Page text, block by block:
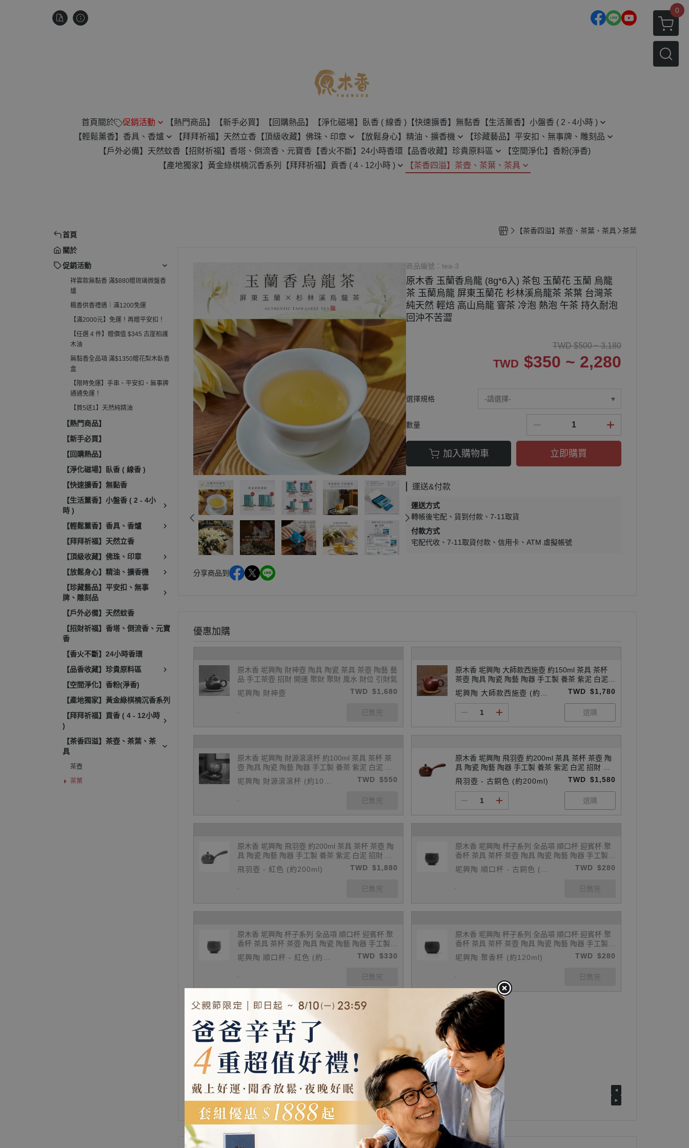
0
首頁 關於 促銷活動
盤香爐
臥香盒
【限時免運】手串、平安扣、無
【熱門商品】 【新手必買】 【回購熱品】 【淨化磁場】臥香 ( 線香 )【快速擴香】無黏香 【生活薰香】小盤香 ( 2 - 4小時 )
4H 小盤香
【輕鬆薰香】香具、香爐
淨香粉爐
收納罐、分裝管
【拜拜祈福】天然立香 【頂級收藏】佛珠、印章 【放鬆身心】精油、擴香機 【珍藏藝品】平安扣、無事牌、雕刻品
無事牌
【戶外必備】天然蚊香 【招財祈福】香塔、倒流香、元寶香 【香火不斷】24小時香環 【品香收藏】珍貴原料區
沉香原料
【空間淨化】香粉(淨香)
【產地獨家】黃金綠棋楠沉香系列
【拜拜祈福】貢香 ( 4 - 12小時 ) 【茶香四溢】茶壺、茶葉、茶具
首頁
關於
促銷活動
祥雲款無黏香 滿$880贈琉璃微盤香
爐
楓香供香禮遇｜滿1200免運
【滿2000元】免運！再贈平安扣！
【任選 4 件】贈價值 $345 古崖柏護
木油
無黏香全品項 滿$1350贈花梨木臥香
盒
【限時免運】手串、平安扣、無事牌
通通免運！
【買5送1】天然純精油
【熱門商品】
【新手必買】
【回購熱品】
【淨化磁場】臥香 ( 線香 )
【快速擴香】無黏香
【生活薰香】小盤香 ( 2 - 4小
時 )
【輕鬆薰香】香具、香爐
【拜拜祈福】天然立香
【頂級收藏】佛珠、印章
【放鬆身心】精油、擴香機
【珍藏藝品】平安扣、無事
牌、雕刻品
【戶外必備】天然蚊香
【招財祈福】香塔、倒流香、元寶
香
【香火不斷】24小時香環
【品香收藏】珍貴原料區
【空間淨化】香粉(淨香)
【產地獨家】黃金綠棋楠沉香系列
【拜拜祈福】貢香 ( 4 - 12小時
)
【茶香四溢】茶壺、茶葉、茶
具
茶壺
茶葉
【茶香四溢】茶壺、茶葉、茶具 茶葉
分享商品到
商品編號：tea-3
原木香 玉蘭香烏龍 (8g*6入) 茶包 玉蘭花 玉蘭 烏龍
茶 玉蘭烏龍 屏東玉蘭花 杉林溪烏龍茶 茶葉 台灣茶
純天然 輕焙 高山烏龍 窨茶 冷泡 熱泡 午茶 持久耐泡
回沖不苦澀
TWD $500 ~ 3,180
TWD $350 ~ 2,280
選擇規格 -請選擇-
數量
加入購物車 立即購買
運送&付款
運送方式
轉帳後宅配
貨到付款
7-11取貨
付款方式
宅配代收
7-11取貨付款 信用卡 ATM 虛擬帳號
優惠加購
原木香 坭興陶 財神壺 陶具 陶瓷 茶具 茶壺 陶藝 藝
品 手工茶壺 招財 開運 聚財 聚財 風水 財位 引財氣
坭興陶 財神壺
TWD $1,680
原木香 坭興陶 大師款西施壺 約150ml 茶具 茶杯
茶壺 陶具 陶瓷 陶藝 陶器 手工製 養茶 紫泥 白泥
招財 開運 聚財 風水 財位 引財氣
坭興陶 大師款西施壺 (約15
TWD $1,780
原木香 坭興陶 財源滾滾杯 約100ml 茶具 茶杯 茶
壺 陶具 陶瓷 陶藝 陶器 手工製 養茶 紫泥 白泥 招
財 開運 聚財 風水 財位 引財氣
坭興陶 財源滾滾杯 (約100
TWD $550
原木香 坭興陶 飛羽壺 約200ml 茶具 茶杯 茶壺 陶
具 陶瓷 陶藝 陶器 手工製 養茶 紫泥 白泥 招財 開
運 聚財 風水 財位 引財氣
飛羽壺 - 古銅色 (約200ml) TWD $1,580
原木香 坭興陶 飛羽壺 約200ml 茶具 茶杯 茶壺 陶
具 陶瓷 陶藝 陶器 手工製 養茶 紫泥 白泥 招財 開
運 聚財 風水 財位 引財氣
飛羽壺 - 紅色 (約200ml) TWD $1,880
原木香 坭興陶 杯子系列 全品項 順口杯 迎賓杯 聚
香杯 茶具 茶杯 茶壺 陶具 陶瓷 陶藝 陶器 手工製
養茶 紫泥 白泥 招財 開運 聚財 風水 財位 引財氣
坭興陶 順口杯 - 古銅色 (約
TWD $280
原木香 坭興陶 杯子系列 全品項 順口杯 迎賓杯 聚
香杯 茶具 茶杯 茶壺 陶具 陶瓷 陶藝 陶器 手工製
養茶 紫泥 白泥 招財 開運 聚財 風水 財位 引財氣
坭興陶 順口杯 - 紅色 (約90
TWD $330
原木香 坭興陶 杯子系列 全品項 順口杯 迎賓杯 聚
香杯 茶具 茶杯 茶壺 陶具 陶瓷 陶藝 陶器 手工製
養茶 紫泥 白泥 招財 開運 聚財 風水 財位 引財氣
坭興陶 聚香杯 (約120ml) TWD $280
原木香 坭興陶 杯子系列 全品項 順口杯 迎賓杯 聚
香杯 茶具 茶杯 茶壺 陶具 陶瓷 陶藝 陶器 手工製
養茶 紫泥 白泥 招財 開運 聚財 風水 財位 引財氣
坭興陶 迎賓杯 (約30ml)